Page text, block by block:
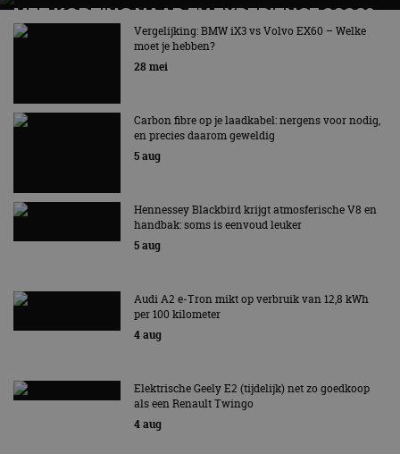
MET KORTING NAAR EV EXPERIENCE 2026?
AUTORAI REGELT HET!
EV Experience 2026 van 24 tot 26 september
Vergelijking: BMW iX3 vs Volvo EX60 – Welke
moet je hebben?
28 mei
Carbon fibre op je laadkabel: nergens voor nodig,
en precies daarom geweldig
5 aug
Hennessey Blackbird krijgt atmosferische V8 en
handbak: soms is eenvoud leuker
5 aug
Audi A2 e-Tron mikt op verbruik van 12,8 kWh
per 100 kilometer
4 aug
Elektrische Geely E2 (tijdelijk) net zo goedkoop
als een Renault Twingo
4 aug